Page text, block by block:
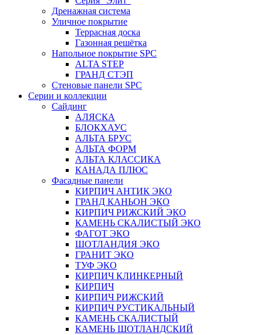
Дренажная система
Уличное покрытие
Террасная доска
Газонная решётка
Напольное покрытие SPC
ALTA STEP
ГРАНД СТЭП
Стеновые панели SPC
Серии и коллекции
Сайдинг
АЛЯСКА
БЛОКХАУС
АЛЬТА БРУС
АЛЬТА ФОРМ
АЛЬТА КЛАССИКА
КАНАДА ПЛЮС
Фасадные панели
КИРПИЧ АНТИК ЭКО
ГРАНД КАНЬОН ЭКО
КИРПИЧ РИЖСКИЙ ЭКО
КАМЕНЬ СКАЛИСТЫЙ ЭКО
ФАГОТ ЭКО
ШОТЛАНДИЯ ЭКО
ГРАНИТ ЭКО
ТУФ ЭКО
КИРПИЧ КЛИНКЕРНЫЙ
КИРПИЧ
КИРПИЧ РИЖСКИЙ
КИРПИЧ РУСТИКАЛЬНЫЙ
КАМЕНЬ СКАЛИСТЫЙ
КАМЕНЬ ШОТЛАНДСКИЙ